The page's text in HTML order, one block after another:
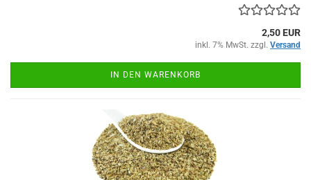
2,50 EUR
inkl. 7% MwSt. zzgl. Versand
IN DEN WARENKORB